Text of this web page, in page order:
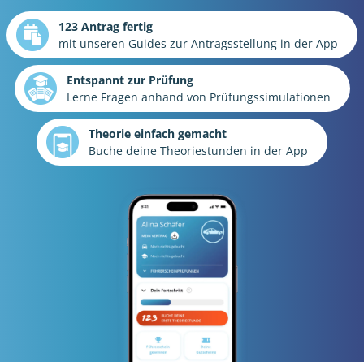
123 Antrag fertig
mit unseren Guides zur Antragsstellung in der App
Entspannt zur Prüfung
Lerne Fragen anhand von Prüfungssimulationen
Theorie einfach gemacht
Buche deine Theoriestunden in der App